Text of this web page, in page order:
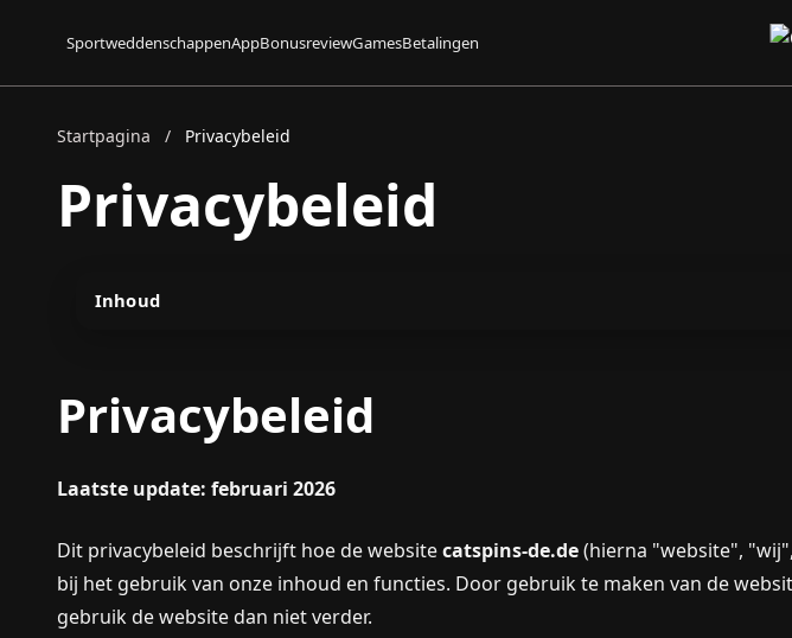
SportweddenschappenAppBonusreviewGamesBetalingen
Startpagina / Privacybeleid
Privacybeleid
Inhoud
Privacybeleid
Laatste update: februari 2026
Dit privacybeleid beschrijft hoe de websitecatspins-de.de(hierna "website",
bij het gebruik van onze inhoud en functies. Door gebruik te maken van de
gebruik de website dan niet verder.